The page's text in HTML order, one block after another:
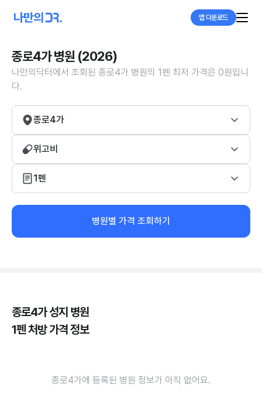
앱 다운로드
종로4가 병원 (2026)
나만의닥터에서 조회된 종로4가 병원의 1펜 최저 가격은 0원입니
다.
종로4가
위고비
1펜
병원별 가격 조회하기
종로4가 성지 병원
1펜 처방 가격 정보
종로4가에 등록된 병원 정보가 아직 없어요.